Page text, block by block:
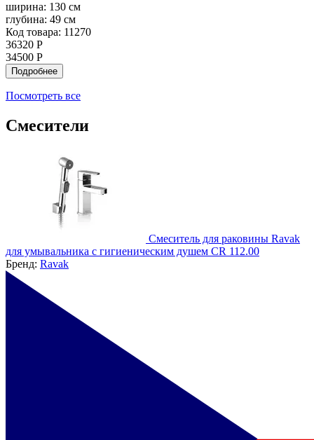
ширина: 130 см
глубина: 49 см
Код товара: 11270
36320 Р
34500 Р
Подробнее
Посмотреть все
Смесители
Смеситель для раковины Ravak
для умывальника с гигиеническим душем CR 112.00
Бренд: Ravak